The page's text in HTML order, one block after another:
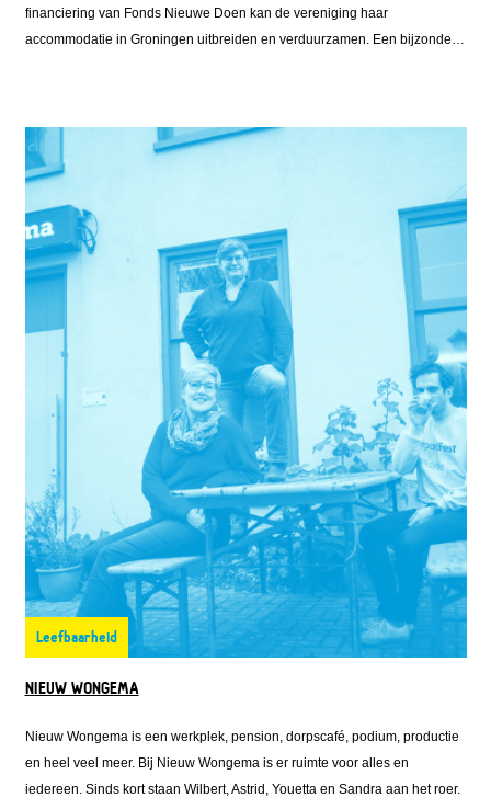
financiering van Fonds Nieuwe Doen kan de vereniging haar
accommodatie in Groningen uitbreiden en verduurzamen. Een bijzondere
Leefbaarheid
NIEUW WONGEMA
Nieuw Wongema is een werkplek, pension, dorpscafé, podium, productie
en heel veel meer. Bij Nieuw Wongema is er ruimte voor alles en
iedereen. Sinds kort staan Wilbert, Astrid, Youetta en Sandra aan het roer.